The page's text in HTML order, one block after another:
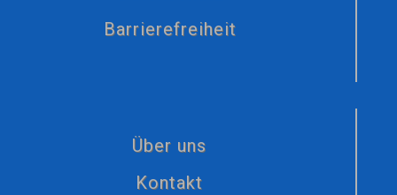
Barrierefreiheit
Über uns
Kontakt